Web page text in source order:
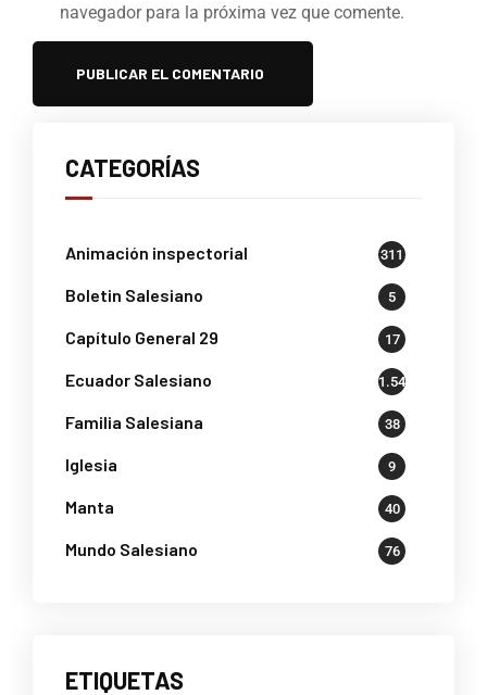
navegador para la próxima vez que comente.
CATEGORÍAS
Animación inspectorial 311
Boletin Salesiano 5
Capítulo General 29 17
Ecuador Salesiano 1.541
Familia Salesiana 38
Iglesia 9
Manta 40
Mundo Salesiano 76
ETIQUETAS